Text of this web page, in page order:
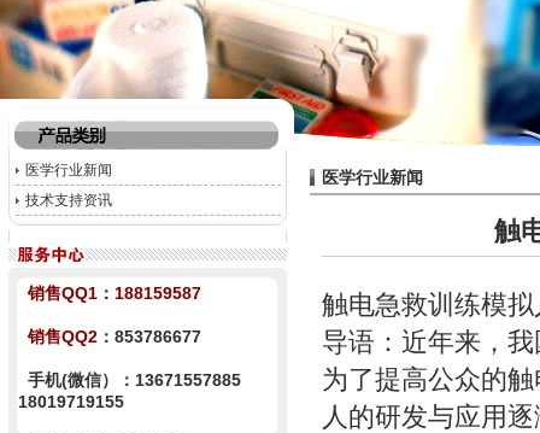
医学行业新闻
技术支持资讯
销售QQ1： 188159587
销售QQ2 ：853786677
手机(微信）：13671557885
18019719155
医学行业新闻
触
触电急救训练模
导语：近年来，
为了提高公众的
人的研发与应用